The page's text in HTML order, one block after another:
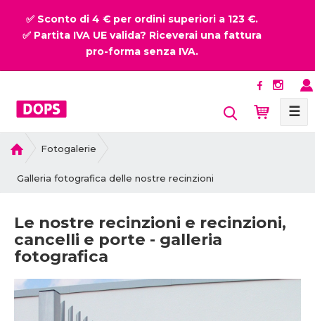
✅ Sconto di 4 € per ordini superiori a 123 €.
✅ Partita IVA UE valida? Riceverai una fattura
pro-forma senza IVA.
☰
i
p
a
g
a
Fotogalerie
Galleria fotografica delle nostre recinzioni
Le nostre recinzioni e recinzioni,
cancelli e porte - galleria
fotografica